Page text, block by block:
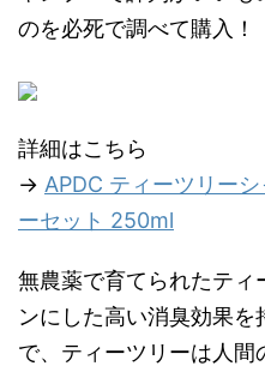
のを必死で調べて購入！
詳細はこちら
→ APDC ティーツリー
ーセット 250ml
無農薬で育てられたティ
ンにした高い消臭効果
で、ティーツリーは人